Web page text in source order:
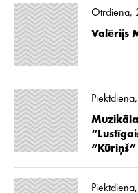
Otrdiena,
Valērijs
“Kūriņš”